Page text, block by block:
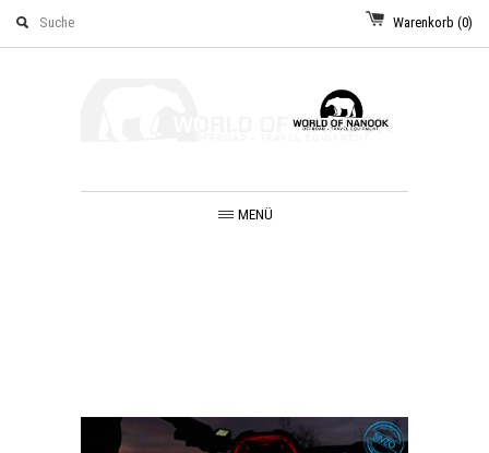
Warenkorb (0)
MENÜ